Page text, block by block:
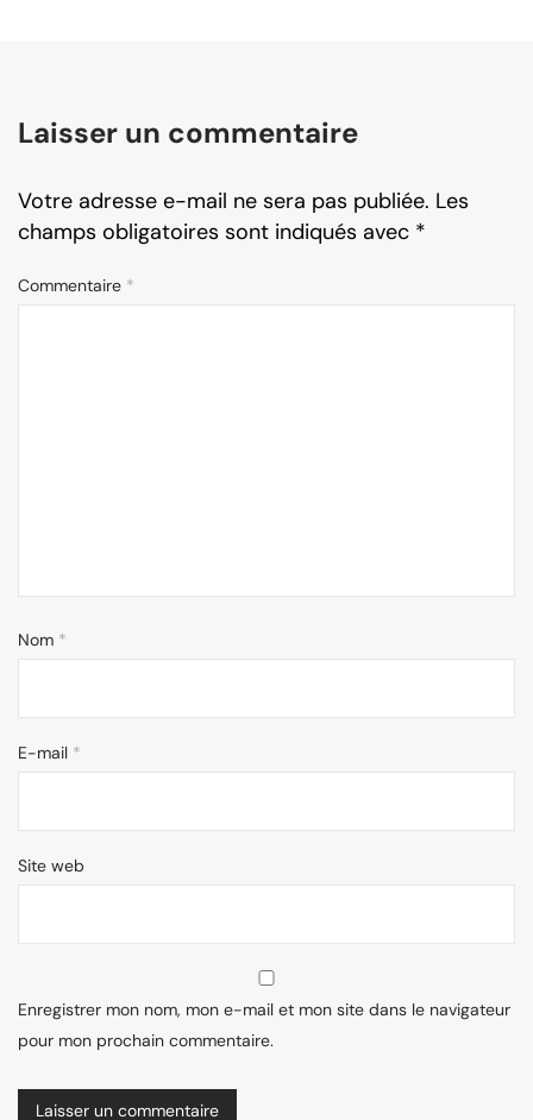
Laisser un commentaire
Votre adresse e-mail ne sera pas publiée. Les
champs obligatoires sont indiqués avec *
Commentaire *
Nom *
E-mail *
Site web
Enregistrer mon nom, mon e-mail et mon site dans le navigateur
pour mon prochain commentaire.